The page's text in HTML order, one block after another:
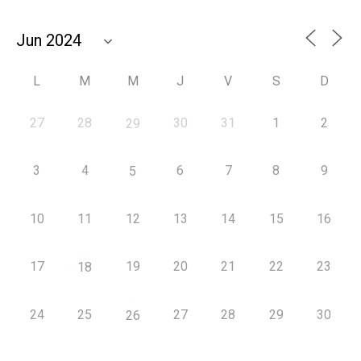
L M M J V S D
27 28 29 30 31 1 2
3 4 5 6 7 8 9
10 11 12 13 14 15 16
17 18 19 20 21 22 23
24 25 26 27 28 29 30